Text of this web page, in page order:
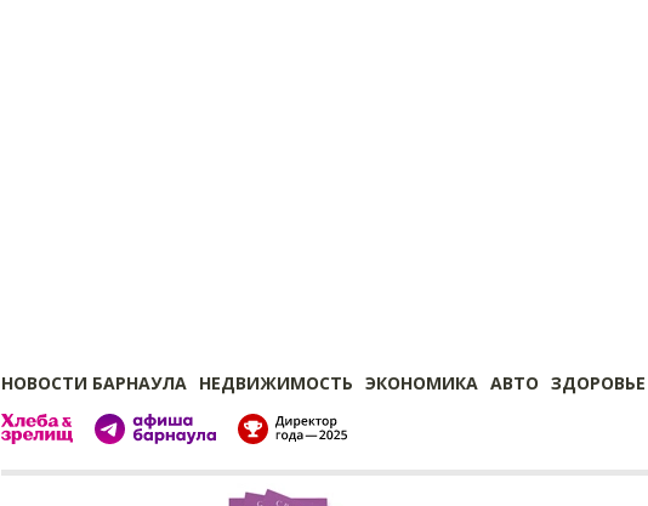
НОВОСТИ БАРНАУЛА НЕДВИЖИМОСТЬ ЭКОНОМИКА АВТО ЗДОРОВЬЕ